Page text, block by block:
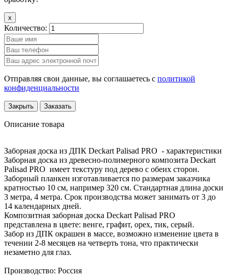
x
Количество:
Отправляя свои данные, вы соглашаетесь с политикой
конфиденциальности
Закрыть Заказать
Описание товара
Заборная доска из ДПК Deckart Palisad PRO - характеристики
Заборная доска из древесно-полимерного композита Deckart
Palisad PRO имеет текстуру под дерево с обеих сторон.
Заборный планкен изготавливается по размерам заказчика
кратностью 10 см, например 320 см. Стандартная длина доски
3 метра, 4 метра. Срок производства может занимать от 3 до
14 календарных дней.
Композитная заборная доска Deckart Palisad PRO
представлена в цвете: венге, графит, орех, тик, серый.
Забор из ДПК окрашен в массе, возможно изменение цвета в
течении 2-8 месяцев на четверть тона, что практически
незаметно для глаз.
Производство: Россия